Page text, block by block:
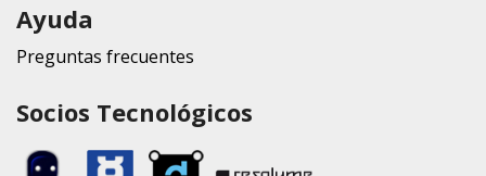
Ayuda
Preguntas frecuentes
Socios Tecnológicos